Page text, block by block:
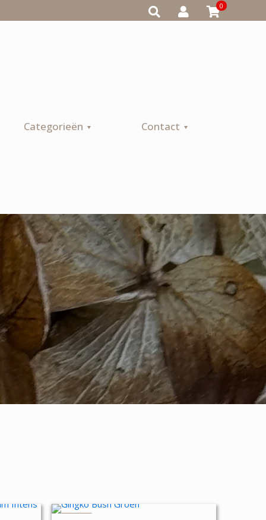
0
Categorieën Contact